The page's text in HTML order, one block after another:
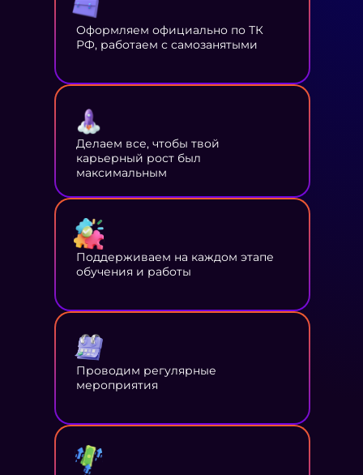
Оформляем официально по ТК
РФ, работаем с самозанятыми
Делаем все, чтобы твой
карьерный рост был
максимальным
Поддерживаем на каждом этапе
обучения и работы
Проводим регулярные
мероприятия